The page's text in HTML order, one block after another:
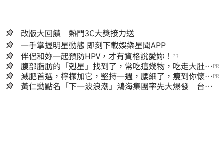
改版大回饋 熱門3C大獎接力送
一手掌握明星動態 即刻下載娛樂星聞APP
伴侶和妳一起預防HPV，才有資格說愛妳！ PR
腹部脂肪的「剋星」找到了，常吃這幾物，吃走大肚
囊，瘦出小蠻腰
PR
減肥首選，檸檬加它，堅持一週，腰細了，瘦到你懷疑
人生
PR
黃仁勳點名「下一波浪潮」鴻海集團率先大爆發 台股